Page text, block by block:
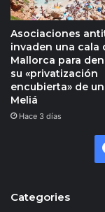
Asociaciones
invaden una cala
Mallorca para
su «privatización
encubierta» de
Meliá
Hace 3 días
Categories